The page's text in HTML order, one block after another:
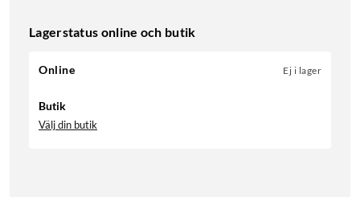
Lagerstatus online och butik
Online Ej i lager
Butik
Välj din butik